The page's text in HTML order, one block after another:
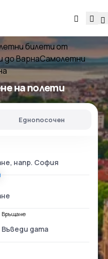
билети от
до ВарнаСамолетни
на полети
Еднопосочен
Връщане